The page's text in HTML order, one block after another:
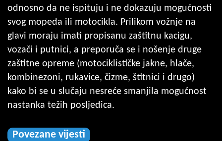
odnosno da ne ispituju i ne dokazuju mogućnosti
svog mopeda ili motocikla. Prilikom vožnje na
glavi moraju imati propisanu zaštitnu kacigu,
vozači i putnici, a preporuča se i nošenje druge
zaštitne opreme (motociklističke jakne, hlače,
kombinezoni, rukavice, čizme, štitnici i drugo)
kako bi se u slučaju nesreće smanjila mogućnost
nastanka težih posljedica.
Povezane vijesti